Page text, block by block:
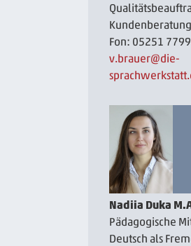
Kundenberatung
Fon: 05251
v.brauer@die-
Nadiia Duka
Pädagogische
Deutsch als